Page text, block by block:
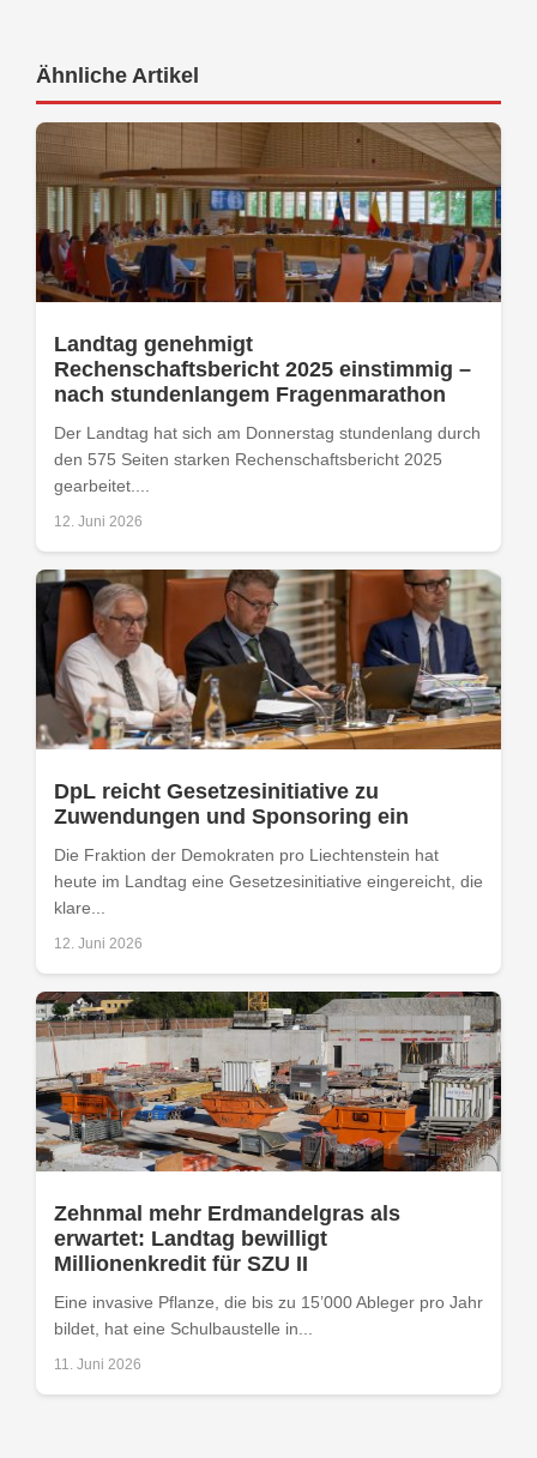
Ähnliche Artikel
Landtag genehmigt
Rechenschaftsbericht 2025 einstimmig –
nach stundenlangem Fragenmarathon
Der Landtag hat sich am Donnerstag stundenlang durch
den 575 Seiten starken Rechenschaftsbericht 2025
gearbeitet....
12. Juni 2026
DpL reicht Gesetzesinitiative zu
Zuwendungen und Sponsoring ein
Die Fraktion der Demokraten pro Liechtenstein hat
heute im Landtag eine Gesetzesinitiative eingereicht, die
klare...
12. Juni 2026
Zehnmal mehr Erdmandelgras als
erwartet: Landtag bewilligt
Millionenkredit für SZU II
Eine invasive Pflanze, die bis zu 15’000 Ableger pro Jahr
bildet, hat eine Schulbaustelle in...
11. Juni 2026